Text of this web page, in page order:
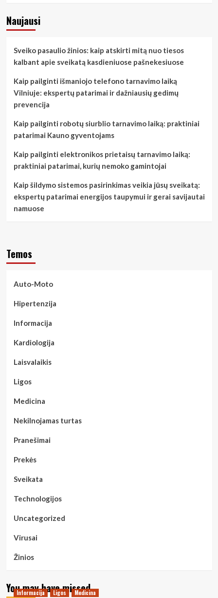
Naujausi
Sveiko pasaulio žinios: kaip atskirti mitą nuo tiesos
kalbant apie sveikatą kasdieniuose pašnekesiuose
Kaip pailginti išmaniojo telefono tarnavimo laiką
Vilniuje: ekspertų patarimai ir dažniausių gedimų
prevencija
Kaip pailginti robotų siurblio tarnavimo laiką: praktiniai
patarimai Kauno gyventojams
Kaip pailginti elektronikos prietaisų tarnavimo laiką:
praktiniai patarimai, kurių nemoko gamintojai
Kaip šildymo sistemos pasirinkimas veikia jūsų sveikatą:
ekspertų patarimai energijos taupymui ir gerai savijautai
namuose
Temos
Auto-Moto
Hipertenzija
Informacija
Kardiologija
Laisvalaikis
Ligos
Medicina
Nekilnojamas turtas
Pranešimai
Prekės
Sveikata
Technologijos
Uncategorized
Virusai
Žinios
You may have missed
Informacija Ligos Medicina